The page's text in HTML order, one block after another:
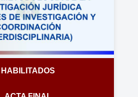
HABILITADOS